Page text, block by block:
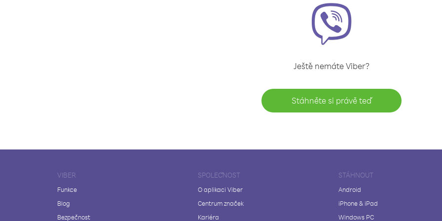
Ještě nemáte Viber?
Stáhněte si právě teď
VIBER
Funkce
Blog
Bezpečnost
SPOLEČNOST
O aplikaci Viber
Centrum značek
Kariéra
STÁHNOUT
Android
iPhone & iPad
Windows PC